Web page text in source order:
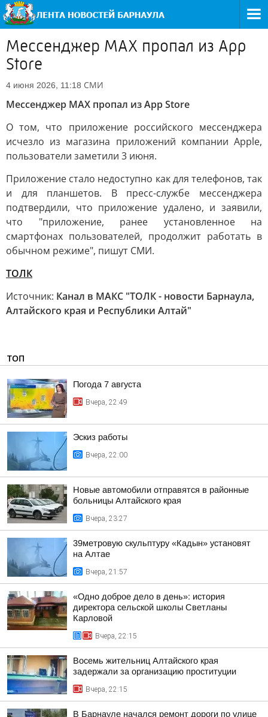
Мессенджер МАХ пропал из App
Store
4 июня 2026, 11:18 СМИ
Мессенджер МАХ пропал из App Store
О том, что приложение российского мессенджера
исчезло из магазина приложений компании Apple,
пользователи заметили 3 июня.
Приложение стало недоступно как для телефонов, так
и для планшетов. В пресс-службе мессенджера
подтвердили, что приложение удалено, и заявили,
что "приложение, ранее установленное на
смартфонах пользователей, продолжит работать в
обычном режиме", пишут СМИ.
ТОЛК
Источник: Канал в МАКС "ТОЛК - новости Барнаула,
Алтайского края и Республики Алтай"
ТОП
Погода 7 августа
Вчера, 22:49
Эскиз работы
Вчера, 22:00
Новые автомобили отправятся в районные
больницы Алтайского края
Вчера, 23:27
39метровую скульптуру «Кадын» установят
на Алтае
Вчера, 21:57
«Одно доброе дело в день»: история
директора сельской школы Светланы
Карловой
Вчера, 22:15
Восемь жительниц Алтайского края
задержали за организацию проституции
Вчера, 22:15
В Барнауле начался ремонт дороги по улице